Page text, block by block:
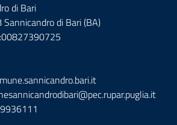
di Bari
di Bari (BA)